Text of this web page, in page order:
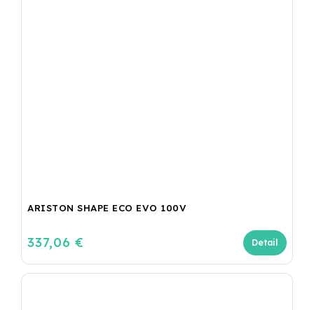
ARISTON SHAPE ECO EVO 100V
337,06 € Detail